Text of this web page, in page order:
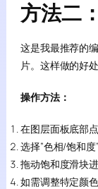
方法二
这是我最推荐的
片。这样做的好
操作方法：
在图层面板底部
选择”色相/饱和度”
拖动饱和度滑块
如需调整特定颜